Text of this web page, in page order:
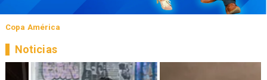
Copa América
Noticias